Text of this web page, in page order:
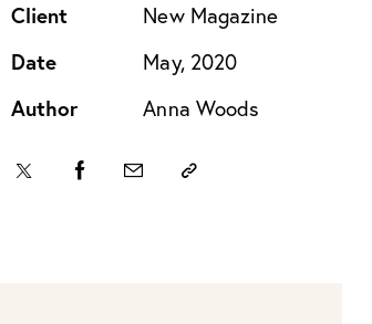
Client
New Magazine
Date
May, 2020
Author
Anna Woods